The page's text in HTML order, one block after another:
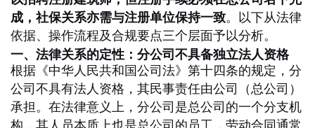
成，社保关系亦需与注册单位保持一致。以下从法律
依据、操作流程及合规要点三个层面予以分析。
一、法律关系的定性：分公司不具备独立法人资格
根据《中华人民共和国公司法》第十四条的规定，分
公司不具有法人资格，其民事责任由公司（总公司）
承担。在法律意义上，分公司是总公司的一个分支机
构，其人员本质上也是总公司的员工，劳动合同通常